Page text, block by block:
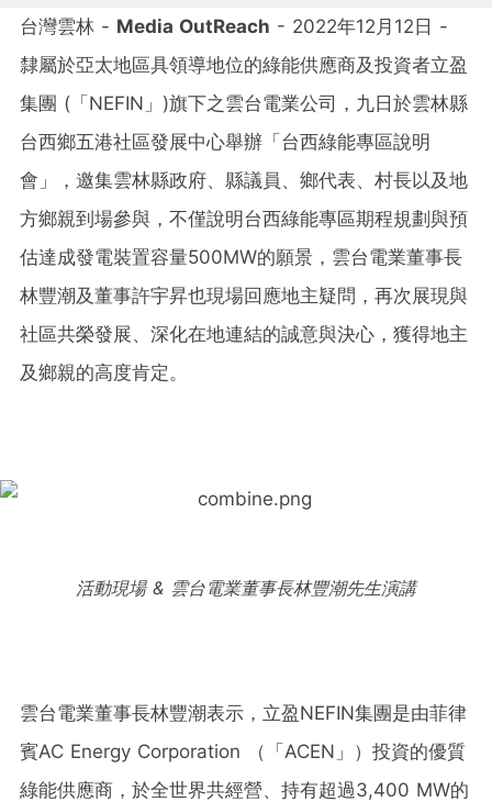
台灣雲林 - Media OutReach - 2022年12月12日 -
隸屬於亞太地區具領導地位的綠能供應商及投資者立盈
集團 (「NEFIN」)旗下之雲台電業公司，九日於雲林縣
台西鄉五港社區發展中心舉辦「台西綠能專區說明
會」，邀集雲林縣政府、縣議員、鄉代表、村長以及地
方鄉親到場參與，不僅說明台西綠能專區期程規劃與預
估達成發電裝置容量500MW的願景，雲台電業董事長
林豐潮及董事許宇昇也現場回應地主疑問，再次展現與
社區共榮發展、深化在地連結的誠意與決心，獲得地主
及鄉親的高度肯定。
活動現場 & 雲台電業董事長林豐潮先生演講
雲台電業董事長林豐潮表示，立盈NEFIN集團是由菲律
賓AC Energy Corporation （「ACEN」）投資的優質
綠能供應商，於全世界共經營、持有超過3,400 MW的